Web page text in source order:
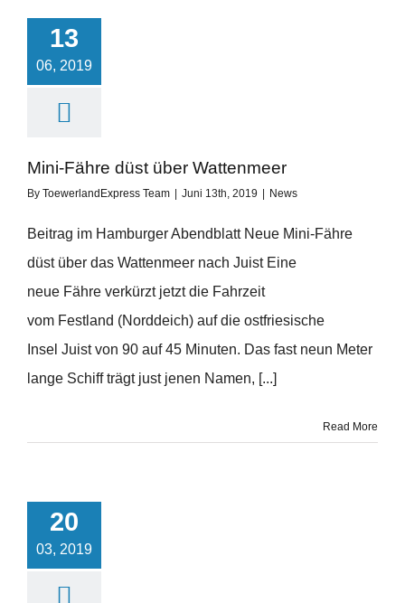
13
06, 2019
Mini-Fähre düst über Wattenmeer
By ToewerlandExpress Team Juni 13th, 2019 News
Beitrag im Hamburger Abendblatt Neue Mini-Fähre
düst über das Wattenmeer nach Juist Eine
neue Fähre verkürzt jetzt die Fahrzeit
vom Festland (Norddeich) auf die ostfriesische
Insel Juist von 90 auf 45 Minuten. Das fast neun Meter
lange Schiff trägt just jenen Namen, [...]
Read More
20
03, 2019